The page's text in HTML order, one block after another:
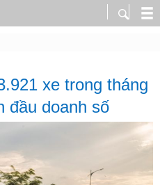
xe trong tháng
đầu doanh số